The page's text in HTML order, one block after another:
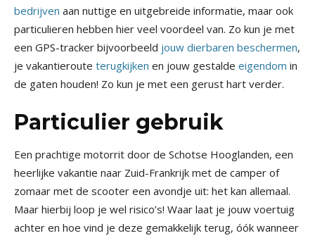
bedrijven aan nuttige en uitgebreide informatie, maar ook
particulieren hebben hier veel voordeel van. Zo kun je met
een GPS-tracker bijvoorbeeld jouw dierbaren beschermen,
je vakantieroute terugkijken en jouw gestalde eigendom in
de gaten houden! Zo kun je met een gerust hart verder.
Particulier gebruik
Een prachtige motorrit door de Schotse Hooglanden, een
heerlijke vakantie naar Zuid-Frankrijk met de camper of
zomaar met de scooter een avondje uit: het kan allemaal.
Maar hierbij loop je wel risico’s! Waar laat je jouw voertuig
achter en hoe vind je deze gemakkelijk terug, óók wanneer